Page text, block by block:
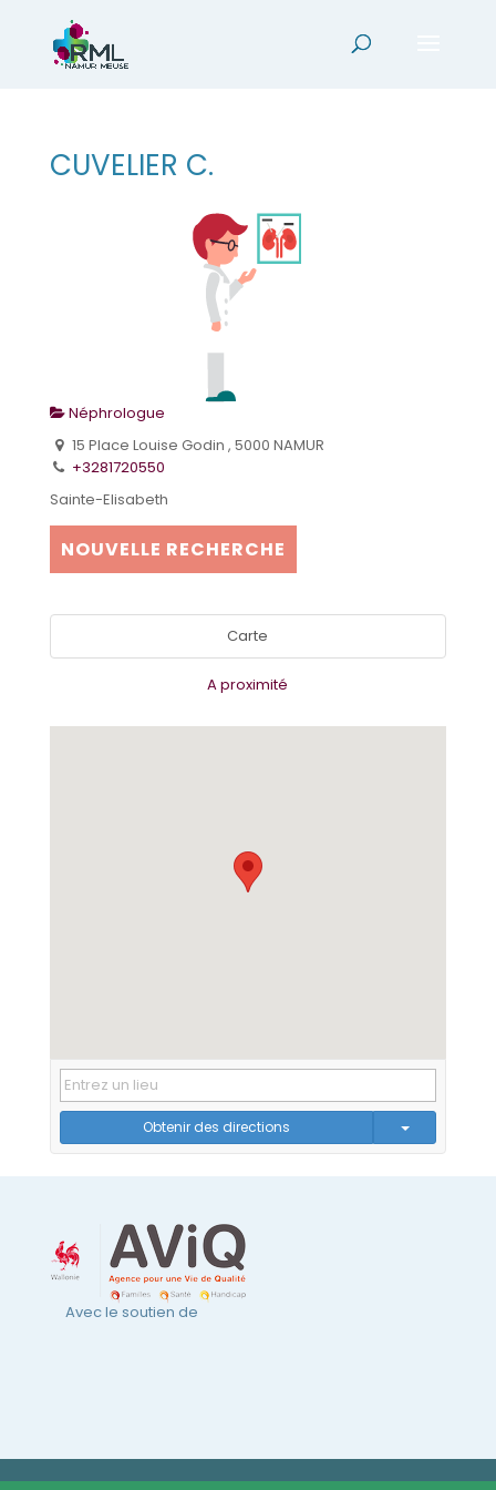
CUVELIER C.
Néphrologue
15 Place Louise Godin , 5000 NAMUR
+3281720550
Sainte-Elisabeth
NOUVELLE RECHERCHE
Carte
A proximité
Obtenir des directions
Avec le soutien de